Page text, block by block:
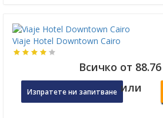
Viaje Hotel Downtown Cairo
Всичко от 88.76
Изпратете ни запитване или